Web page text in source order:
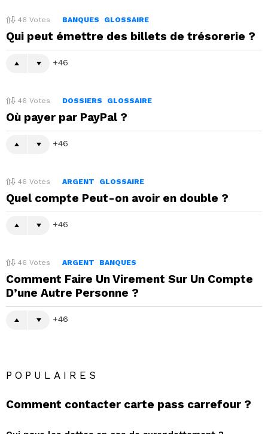
46 Votes BANQUES GLOSSAIRE
Qui peut émettre des billets de trésorerie ?
46
46 Votes DOSSIERS GLOSSAIRE
Où payer par PayPal ?
46
46 Votes ARGENT GLOSSAIRE
Quel compte Peut-on avoir en double ?
46
46 Votes ARGENT BANQUES
Comment Faire Un Virement Sur Un Compte
D’une Autre Personne ?
46
POPULAIRES
Comment contacter carte pass carrefour ?